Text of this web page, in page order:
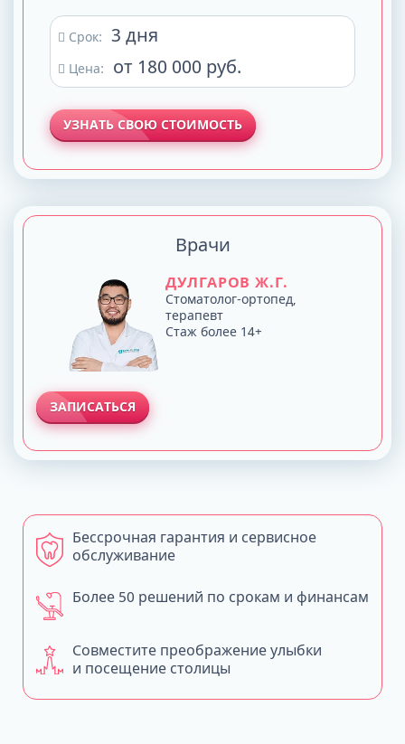
Срок: 3 дня
Цена: от 180 000 руб.
УЗНАТЬ СВОЮ СТОИМОСТЬ
Врачи
ДУЛГАРОВ Ж.Г.
Стоматолог-ортопед,
терапевт
Стаж более 14+
ЗАПИСАТЬСЯ
Совместите преображение улыбки
и посещение столицы
Бессрочная гарантия и сервисное
обслуживание
Более 50 решений по срокам и финансам